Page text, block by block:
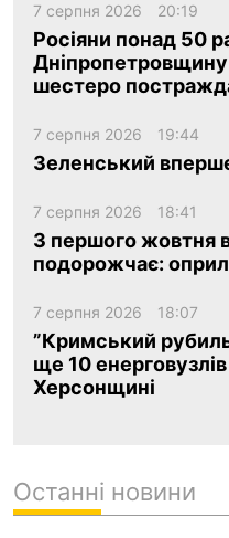
7 серпня 2026 20:19
Росіяни понад 50
шестеро
7 серпня 2026 19:44
Зеленський
7 серпня 2026 18:41
З першого жовтня
подорожчає:
7 серпня 2026 18:07
”Кримський
ще 10
Херсонщині
Останні новини